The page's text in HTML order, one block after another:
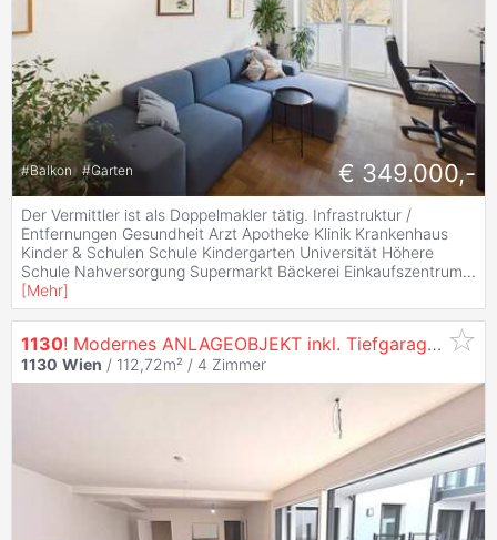
#Balkon #Garten € 349.000,-
Der Vermittler ist als Doppelmakler tätig. Infrastruktur /
Entfernungen Gesundheit Arzt Apotheke Klinik Krankenhaus
Kinder & Schulen Schule Kindergarten Universität Höhere
Schule Nahversorgung Supermarkt Bäckerei Einkaufszentrum...
[Mehr]
1130! Modernes ANLAGEOBJEKT inkl. Tiefgaragenplatz in
1130 Wien / 112,72m² / 4 Zimmer